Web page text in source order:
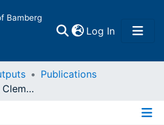
Bamberg
Log In(current)
Publications
Looz-Corswarem, Clemens von, Schifffahrt und Handel auf dem Rhein vom Mittelalter bis ins 19. Jahrhundert: Beiträge zur Verkehrsgeschichte: mit digitalem Verzeichnis der Akten der Handelskammer Köln im RWWA zur Schifffahrt und zum Stapelrecht, 1795 bis 1830 / Clemens von Looz-Corswarem: Wien ; Köln ; Weimar, 2020]